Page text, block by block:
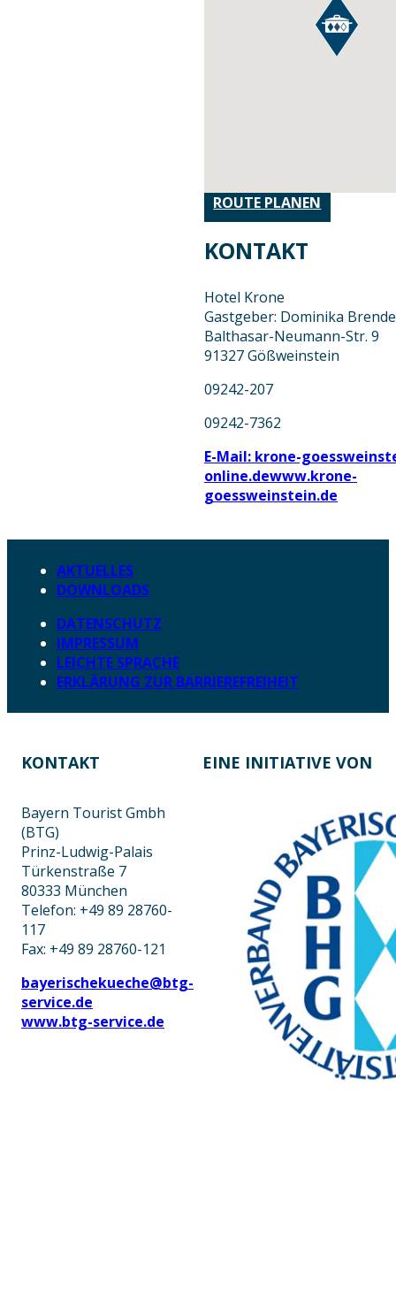
ROUTE PLANEN
KONTAKT
Hotel Krone
Gastgeber: Dominika
Balthasar-Neumann-Str. 9
91327 Gößweinstein
09242-207
09242-7362
E-Mail: krone-
online.dewww.krone-
goessweinstein.de
AKTUELLES
DOWNLOADS
DATENSCHUTZ
IMPRESSUM
LEICHTE SPRACHE
ERKLÄRUNG ZUR BARRIEREFREIHEIT
KONTAKT EINE INITIATIVE VON
Bayern Tourist Gmbh
(BTG)
Prinz-Ludwig-Palais
Türkenstraße 7
80333 München
Telefon: +49 89 28760-
117
Fax: +49 89 28760-121
bayerischekueche@btg-
service.de
www.btg-service.de